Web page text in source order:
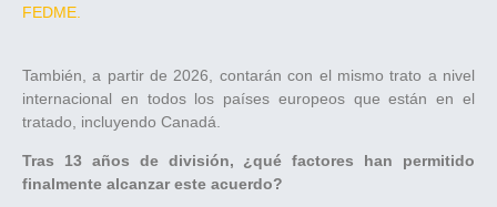
FEDME.
También, a partir de 2026, contarán con el mismo trato a nivel
internacional en todos los países europeos que están en el
tratado, incluyendo Canadá.
Tras 13 años de división, ¿qué factores han permitido
finalmente alcanzar este acuerdo?